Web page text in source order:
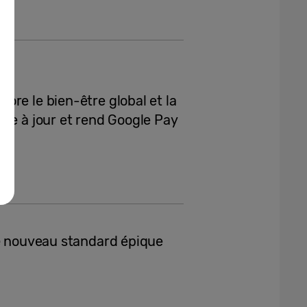
le bien-être global et la
à jour et rend Google Pay
standard épique